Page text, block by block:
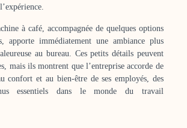
à café, accompagnée de quelques options
apporte immédiatement une ambiance plus
au bureau. Ces petits détails peuvent
mais ils montrent que l’entreprise accorde de
confort et au bien-être de ses employés, des
essentiels dans le monde du travail